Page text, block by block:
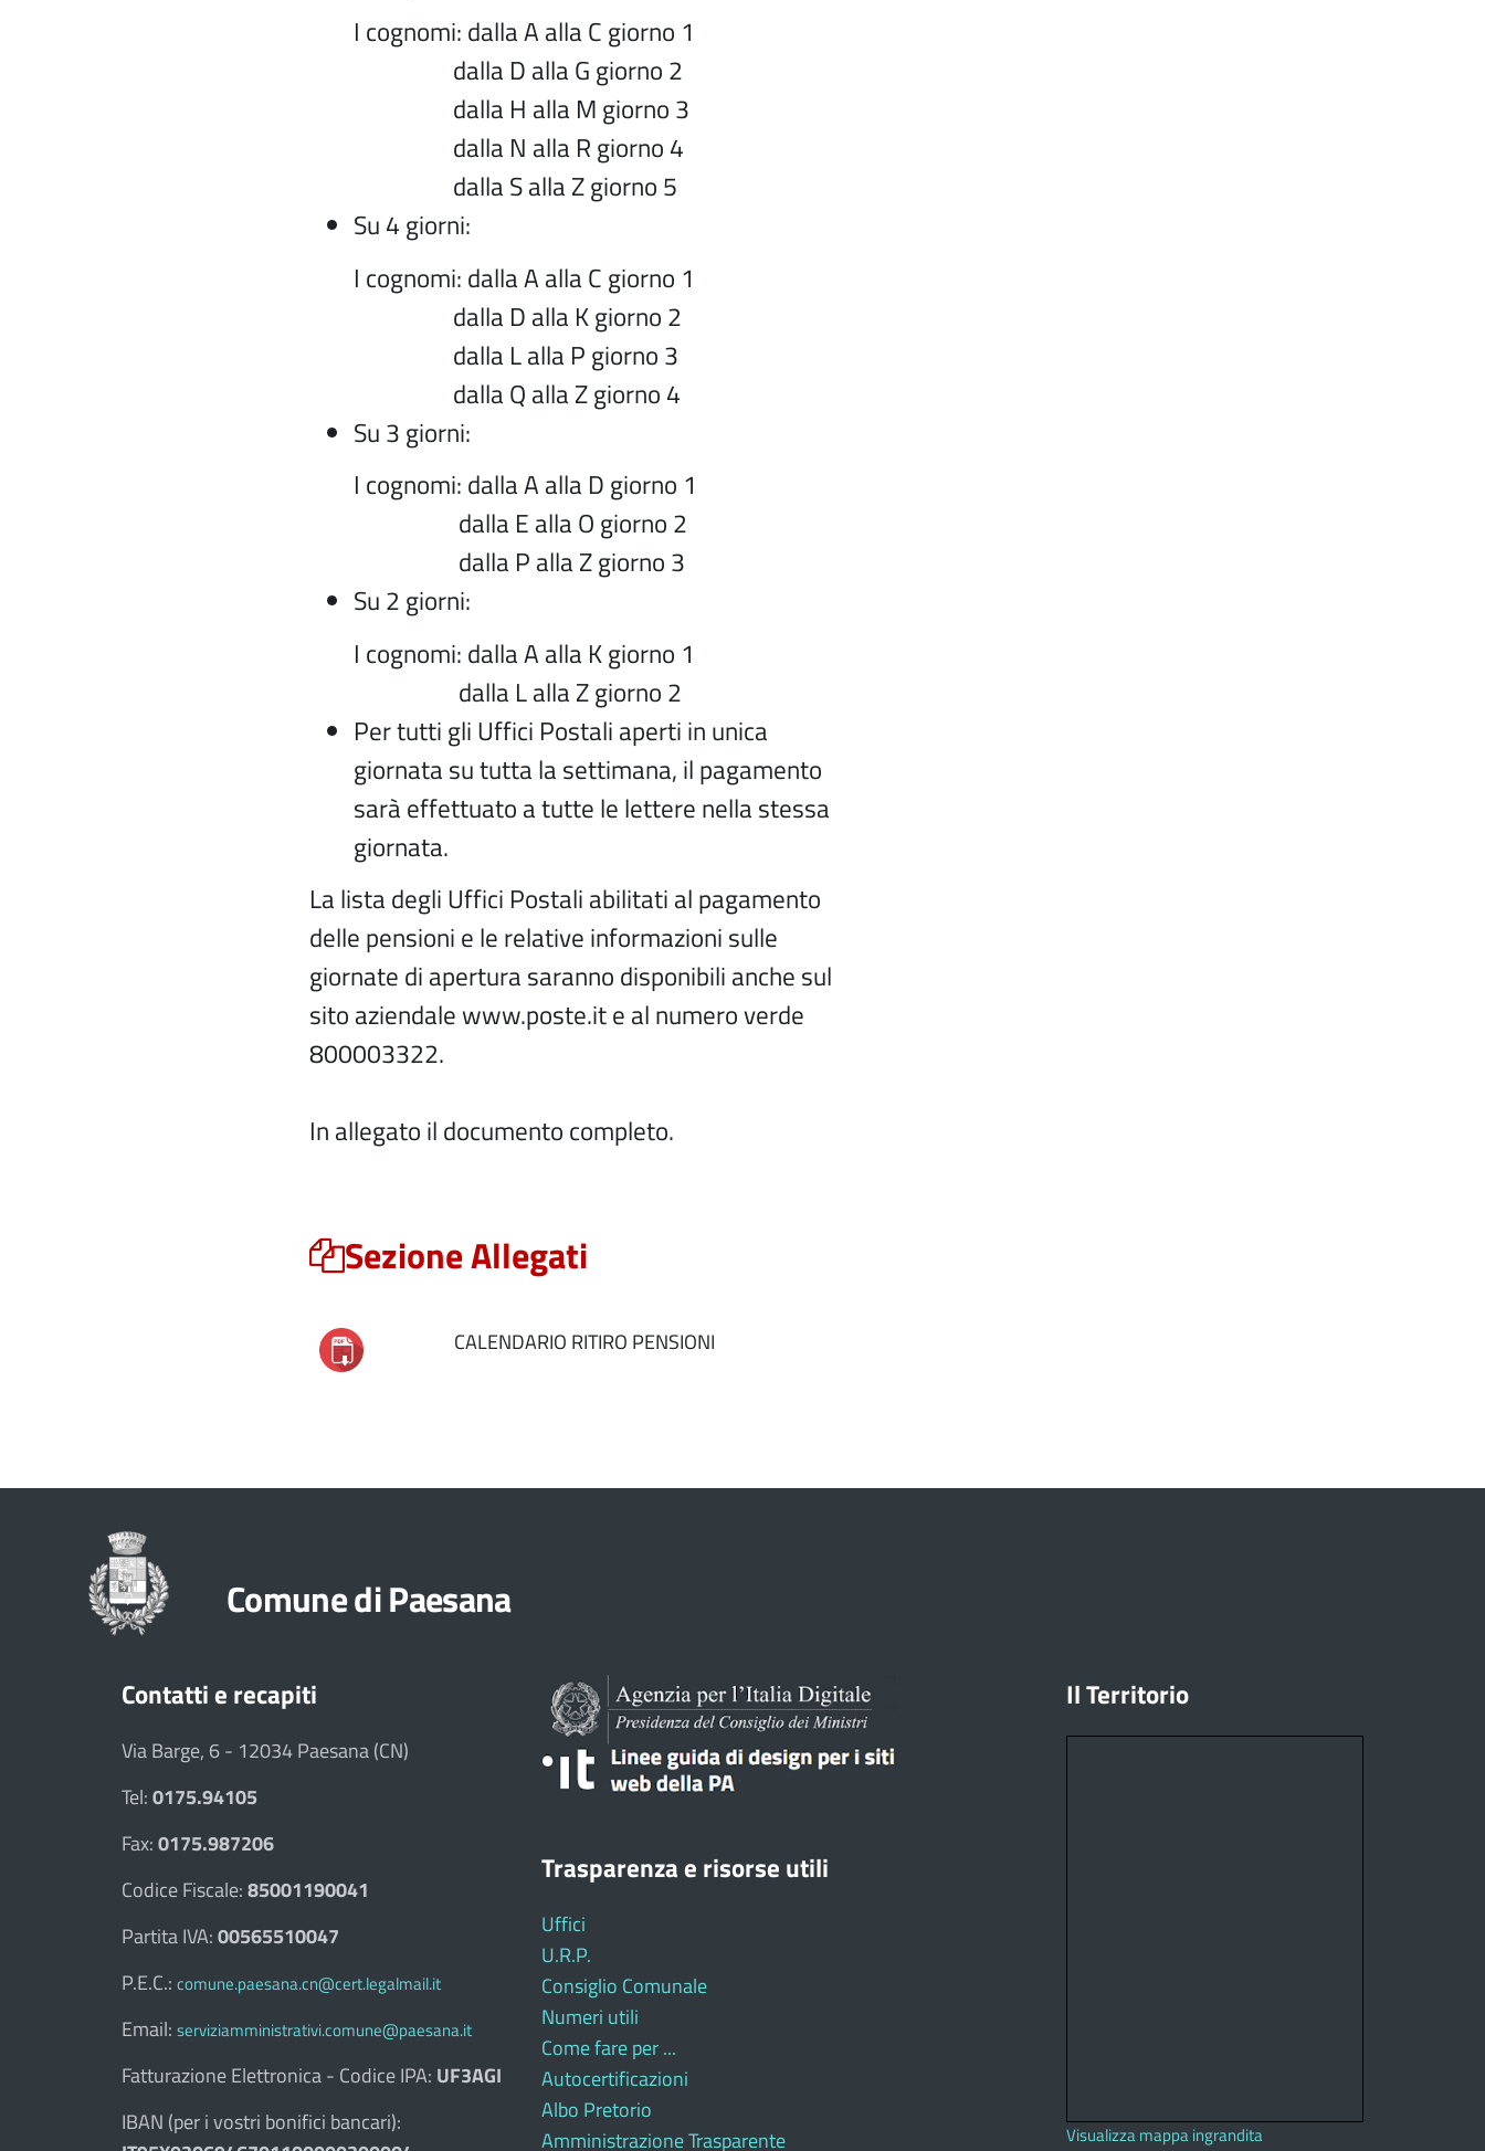
I cognomi: dalla A alla C giorno 1
dalla D alla G giorno 2
dalla H alla M giorno 3
dalla N alla R giorno 4
dalla S alla Z giorno 5
Su 4 giorni:
I cognomi: dalla A alla C giorno 1
dalla D alla K giorno 2
dalla L alla P giorno 3
dalla Q alla Z giorno 4
Su 3 giorni:
I cognomi: dalla A alla D giorno 1
dalla E alla O giorno 2
dalla P alla Z giorno 3
Su 2 giorni:
I cognomi: dalla A alla K giorno 1
dalla L alla Z giorno 2
Per tutti gli Uffici Postali aperti in unica
giornata su tutta la settimana, il pagamento
sarà effettuato a tutte le lettere nella stessa
giornata.
La lista degli Uffici Postali abilitati al pagamento
delle pensioni e le relative informazioni sulle
giornate di apertura saranno disponibili anche sul
sito aziendale www.poste.it e al numero verde
800003322.
In allegato il documento completo.
Sezione Allegati
CALENDARIO RITIRO PENSIONI
Comune di Paesana
Contatti e recapiti
Via Barge, 6 - 12034 Paesana (CN)
Tel:0175.94105
Fax:0175.987206
Codice Fiscale:85001190041
Partita IVA:00565510047
P.E.C.: comune.paesana.cn@cert.legalmail.it
Email: serviziamministrativi.comune@paesana.it
Fatturazione Elettronica - Codice IPA: UF3AGI
IBAN (per i vostri bonifici bancari):
Trasparenza e risorse utili
Uffici
U.R.P.
Consiglio Comunale
Numeri utili
Come fare per ...
Autocertificazioni
Albo Pretorio
Amministrazione Trasparente
Il Territorio
Visualizza mappa ingrandita